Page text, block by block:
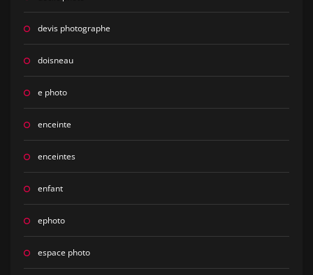
devis photographe
doisneau
e photo
enceinte
enceintes
enfant
ephoto
espace photo